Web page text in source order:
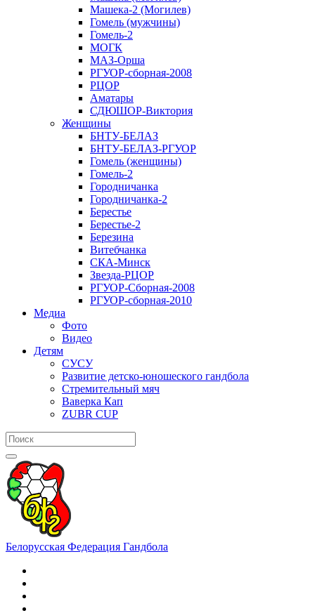
Машека-2 (Могилев)
Гомель (мужчины)
Гомель-2
МОГК
МАЗ-Орша
РГУОР-сборная-2008
РЦОР
Аматары
СДЮШОР-Виктория
Женщины
БНТУ-БЕЛАЗ
БНТУ-БЕЛАЗ-РГУОР
Гомель (женщины)
Гомель-2
Городничанка
Городничанка-2
Берестье
Берестье-2
Березина
Витебчанка
СКА-Минск
Звезда-РЦОР
РГУОР-Сборная-2008
РГУОР-сборная-2010
Медиа
Фото
Видео
Детям
СУСУ
Развитие детско-юношеского гандбола
Стремительный мяч
Ваверка Кап
ZUBR CUP
Белорусская Федерация Гандбола